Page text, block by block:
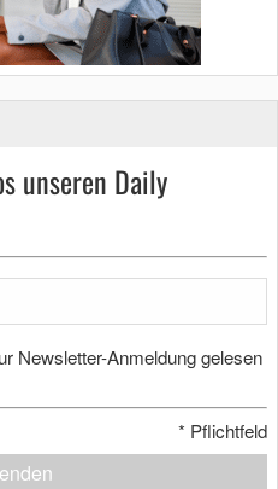
unseren Daily
Newsletter-Anmeldung gelesen
* Pflichtfeld